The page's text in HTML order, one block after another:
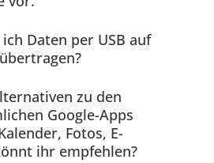
Daten per USB auf
zu den
Google-Apps
Fotos, E-
ihr empfehlen?